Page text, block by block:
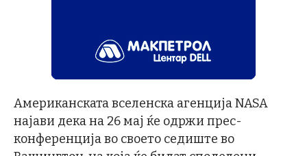
Американската вселенска агенција NASA
најави дека на 26 мај ќе одржи прес-
конференција во своето седиште во